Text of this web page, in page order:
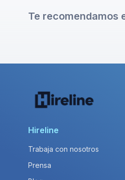
Te recomendamos
Hireline
Trabaja con nosotros
Prensa